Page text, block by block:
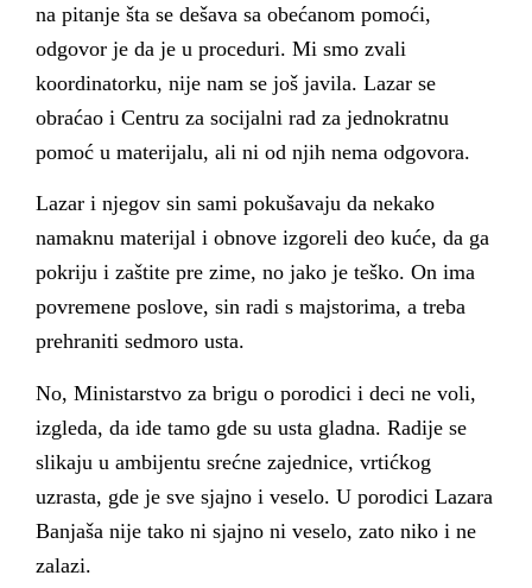
na pitanje šta se dešava sa obećanom pomoći,
odgovor je da je u proceduri. Mi smo zvali
koordinatorku, nije nam se još javila. Lazar se
obraćao i Centru za socijalni rad za jednokratnu
pomoć u materijalu, ali ni od njih nema odgovora.
Lazar i njegov sin sami pokušavaju da nekako
namaknu materijal i obnove izgoreli deo kuće, da ga
pokriju i zaštite pre zime, no jako je teško. On ima
povremene poslove, sin radi s majstorima, a treba
prehraniti sedmoro usta.
No, Ministarstvo za brigu o porodici i deci ne voli,
izgleda, da ide tamo gde su usta gladna. Radije se
slikaju u ambijentu srećne zajednice, vrtićkog
uzrasta, gde je sve sjajno i veselo. U porodici Lazara
Banjaša nije tako ni sjajno ni veselo, zato niko i ne
zalazi.